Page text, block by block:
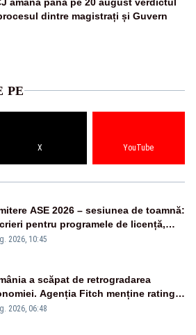
dintre magistrați și Guvern
PE
X YouTube
ASE 2026 – sesiunea de toamnă:
pentru programele de licență,
și doctorat
2026, 10:45
a scăpat de retrogradarea
Agenția Fitch menține ratingul
” cu perspectivă negativă
2026, 06:48